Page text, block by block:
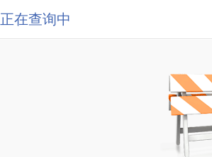
正在查询中